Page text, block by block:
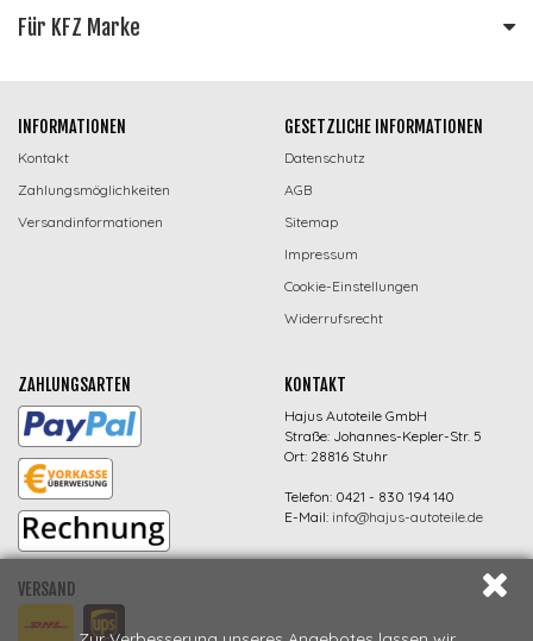
Für KFZ Marke
INFORMATIONEN
Kontakt
Zahlungsmöglichkeiten
Versandinformationen
GESETZLICHE INFORMATIONEN
Datenschutz
AGB
Sitemap
Impressum
Cookie-Einstellungen
Widerrufsrecht
ZAHLUNGSARTEN
VERSAND
KONTAKT
Hajus Autoteile GmbH
Straße: Johannes-Kepler-Str. 5
Ort: 28816 Stuhr
Telefon: 0421 - 830 194 140
E-Mail: info@hajus-autoteile.de